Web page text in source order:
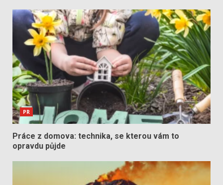
PR
Práce z domova: technika, se kterou vám to
opravdu půjde